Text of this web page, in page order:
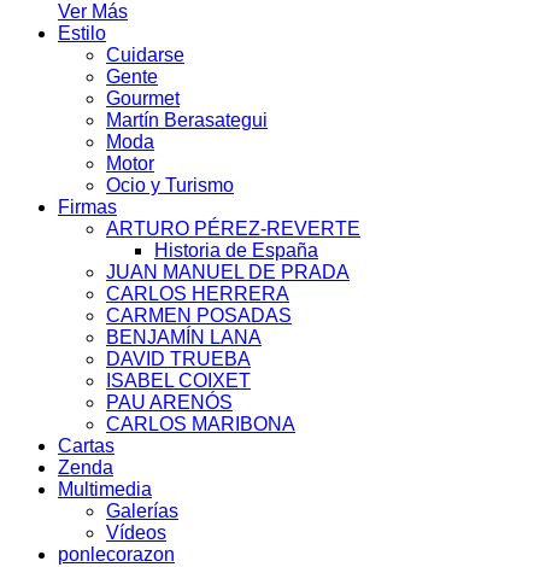
Ver Más
Estilo
Cuidarse
Gente
Gourmet
Martín Berasategui
Moda
Motor
Ocio y Turismo
Firmas
ARTURO PÉREZ-REVERTE
Historia de España
JUAN MANUEL DE PRADA
CARLOS HERRERA
CARMEN POSADAS
BENJAMÍN LANA
DAVID TRUEBA
ISABEL COIXET
PAU ARENÓS
CARLOS MARIBONA
Cartas
Zenda
Multimedia
Galerías
Vídeos
ponlecorazon